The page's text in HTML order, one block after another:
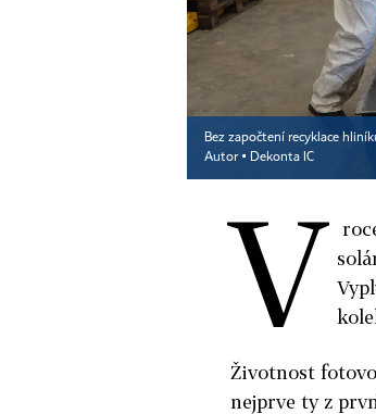
Bez započtení recyklace
Autor ▪ Dekonta IC
V
Životnost
nejprve ty z